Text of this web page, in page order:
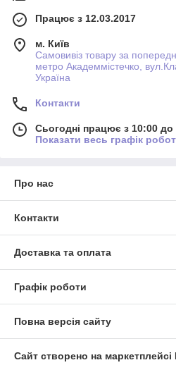
Працює з 12.03.2017
м. Київ
Самовивіз товару за
метро Академмістечко,
Україна
Контакти
Сьогодні працює з 10:00 до
Показати весь графік
Про нас
Контакти
Доставка та оплата
Графік роботи
Повна версія сайту
Сайт створено на маркетплейсі